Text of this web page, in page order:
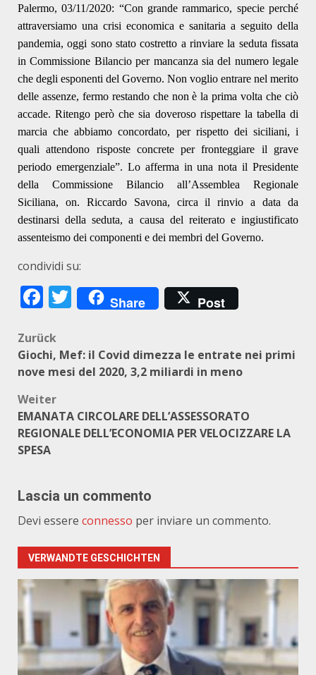
Palermo, 03/11/2020: “Con grande rammarico, specie perché
attraversiamo una crisi economica e sanitaria a seguito della
pandemia, oggi sono stato costretto a rinviare la seduta fissata
in Commissione Bilancio per mancanza sia del numero legale
che degli esponenti del Governo. Non voglio entrare nel merito
delle assenze, fermo restando che non è la prima volta che ciò
accade. Ritengo però che sia doveroso rispettare la tabella di
marcia che abbiamo concordato, per rispetto dei siciliani, i
quali attendono risposte concrete per fronteggiare il grave
periodo emergenziale”. Lo afferma in una nota il Presidente
della Commissione Bilancio all’Assemblea Regionale
Siciliana, on. Riccardo Savona, circa il rinvio a data da
destinarsi della seduta, a causa del reiterato e ingiustificato
assenteismo dei componenti e dei membri del Governo.
condividi su:
Facebook
Twitter
Share Post
Beitragsnavigation
Zurück
Giochi, Mef: il Covid dimezza le entrate nei primi
nove mesi del 2020, 3,2 miliardi in meno
Weiter
EMANATA CIRCOLARE DELL’ASSESSORATO
REGIONALE DELL’ECONOMIA PER VELOCIZZARE LA
SPESA
Lascia un commento
Devi essere connesso per inviare un commento.
VERWANDTE GESCHICHTEN